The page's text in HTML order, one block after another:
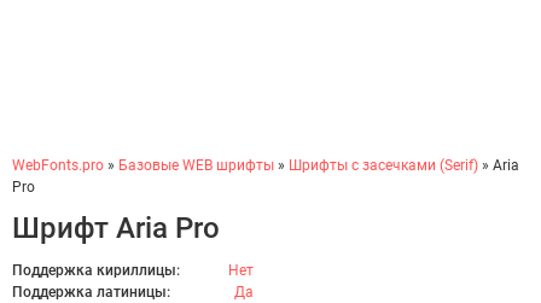
WebFonts.pro » Базовые WEB шрифты » Шрифты с засечками (Serif) » Aria
Pro
Шрифт Aria Pro
Поддержка кириллицы:
Нет
Поддержка латиницы:
Да